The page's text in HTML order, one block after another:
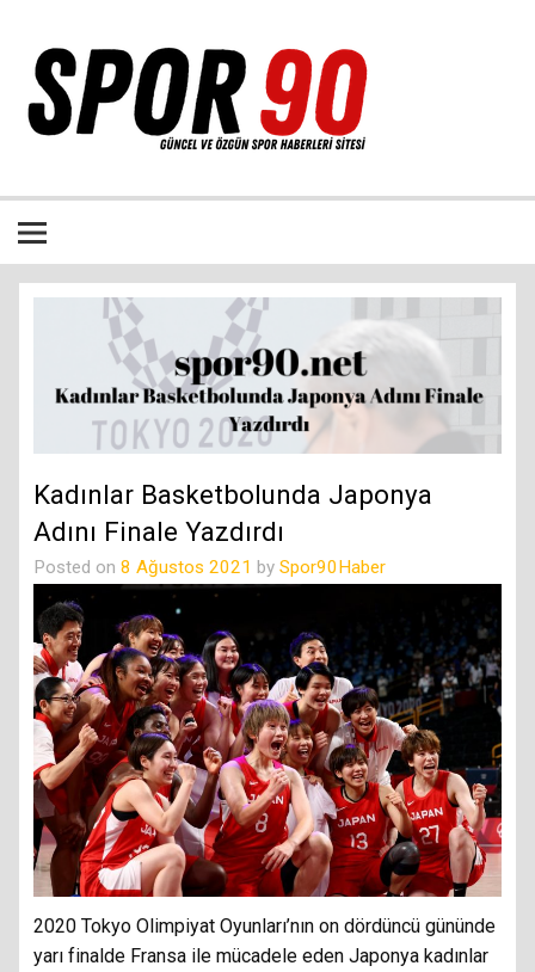
Kadınlar Basketbolunda Japonya
Adını Finale Yazdırdı
Posted on 8 Ağustos 2021 by Spor90Haber
2020 Tokyo Olimpiyat Oyunları’nın on dördüncü gününde
yarı finalde Fransa ile mücadele eden Japonya kadınlar